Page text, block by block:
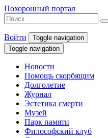
Похоронный портал
Войти
Toggle navigation
Toggle navigation
Новости
Помощь скорбящим
Долголетие
Журнал
Эстетика смерти
Музей
Парк памяти
Философский клуб